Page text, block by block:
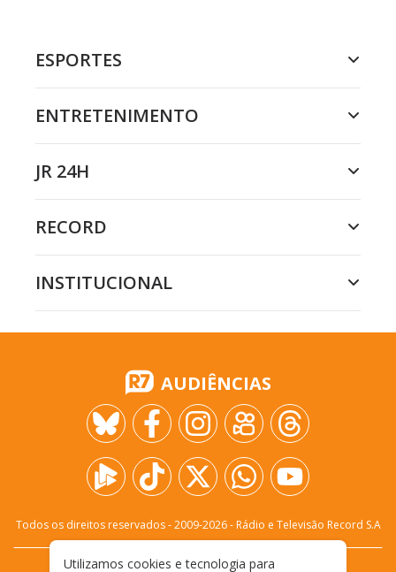
ESPORTES
ENTRETENIMENTO
JR 24H
RECORD
INSTITUCIONAL
AUDIÊNCIAS
Todos os direitos reservados - 2009-2026- Rádio e Televisão Record S.A
Utilizamos cookies e tecnologia para